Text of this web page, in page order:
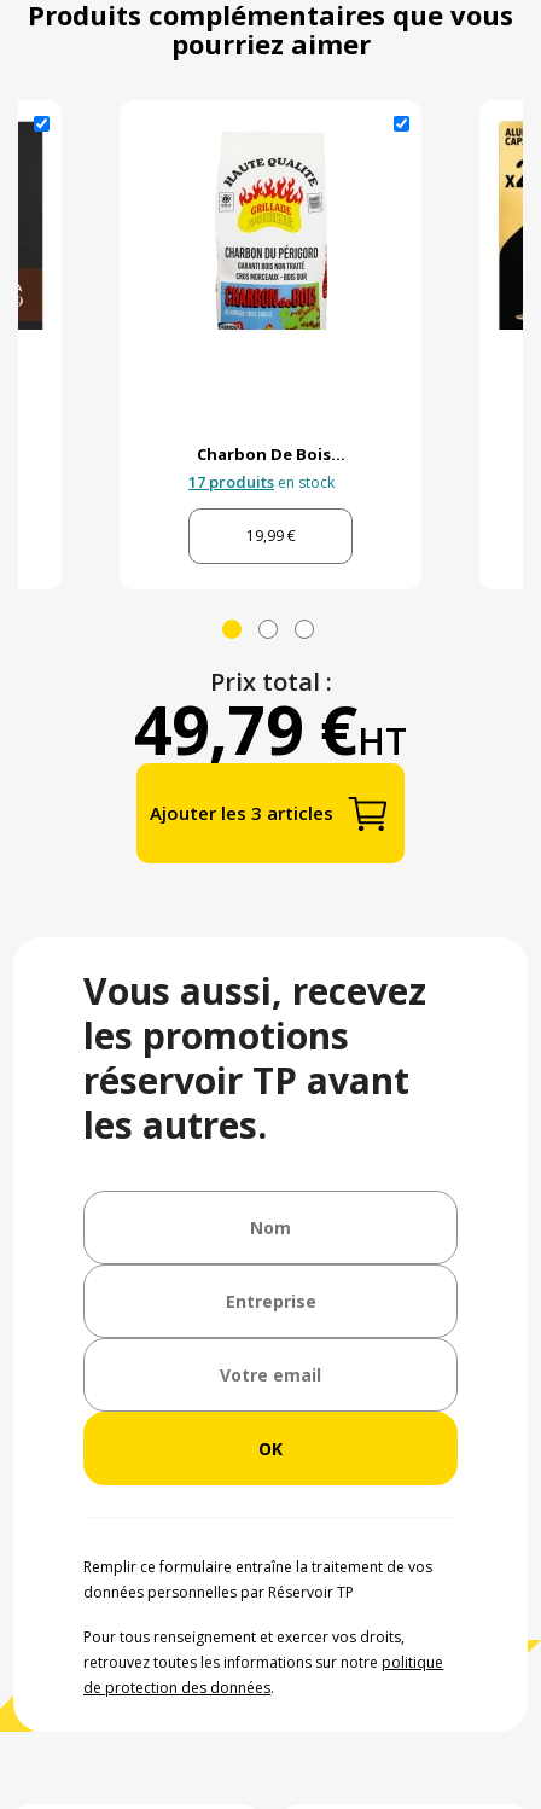
Produits complémentaires que vous
pourriez aimer
Charbon De Bois...
17 produits en stock
19,99 €
Prix total :
49,79 €HT
Ajouter les 3 articles
Vous aussi, recevez
les promotions
réservoir TP avant
les autres.
Remplir ce formulaire entraîne la traitement de vos
données personnelles par Réservoir TP
Pour tous renseignement et exercer vos droits,
retrouvez toutes les informations sur notrepolitique
de protection des données.